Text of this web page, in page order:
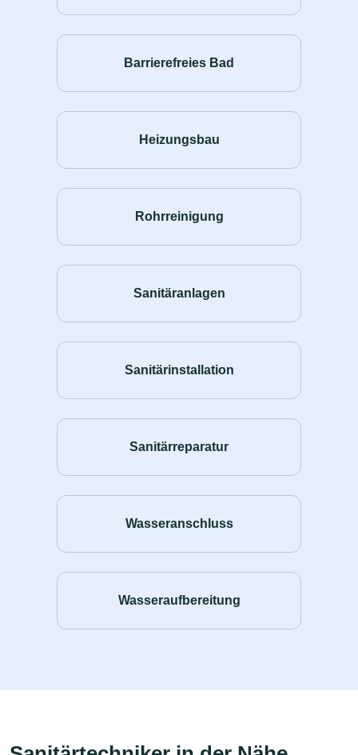
Barrierefreies Bad
Heizungsbau
Rohrreinigung
Sanitäranlagen
Sanitärinstallation
Sanitärreparatur
Wasseranschluss
Wasseraufbereitung